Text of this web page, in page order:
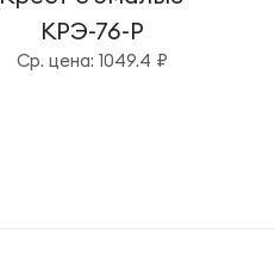
КРЭ-76-Р
Cр. цена: 1049.4 ₽